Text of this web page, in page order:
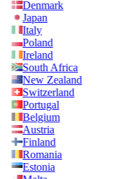
Denmark
Japan
Italy
Poland
Ireland
South Africa
New Zealand
Switzerland
Portugal
Belgium
Austria
Finland
Romania
Estonia